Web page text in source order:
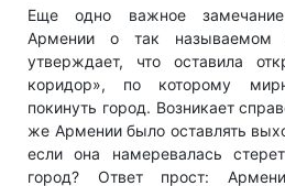
Еще одно важное замечание
Армении о так называемом
утверждает, что оставила
коридор», по которому
покинуть город. Возникает
же Армении было оставлять
если она намеревалась
город? Ответ прост: